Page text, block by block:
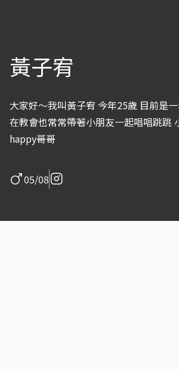
黃子宥
大家好～我叫黃子宥 今年25歲 目前是
在教會也常常帶著小朋友一起唱唱跳跳
happy哥哥
05/08